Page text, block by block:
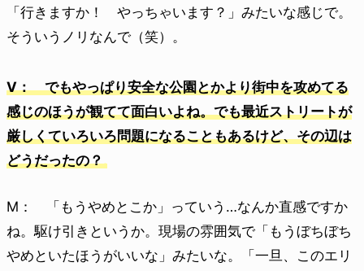
「行きますか！ やっちゃいます？」みたいな感じで。
そういうノリなんで（笑）。
V： でもやっぱり安全な公園とかより街中を攻めてる
感じのほうが観てて面白いよね。でも最近ストリートが
厳しくていろいろ問題になることもあるけど、その辺は
どうだったの？
M： 「もうやめとこか」っていう…なんか直感ですか
ね。駆け引きというか。現場の雰囲気で「もうぼちぼち
やめといたほうがいいな」みたいな。「一旦、このエリ